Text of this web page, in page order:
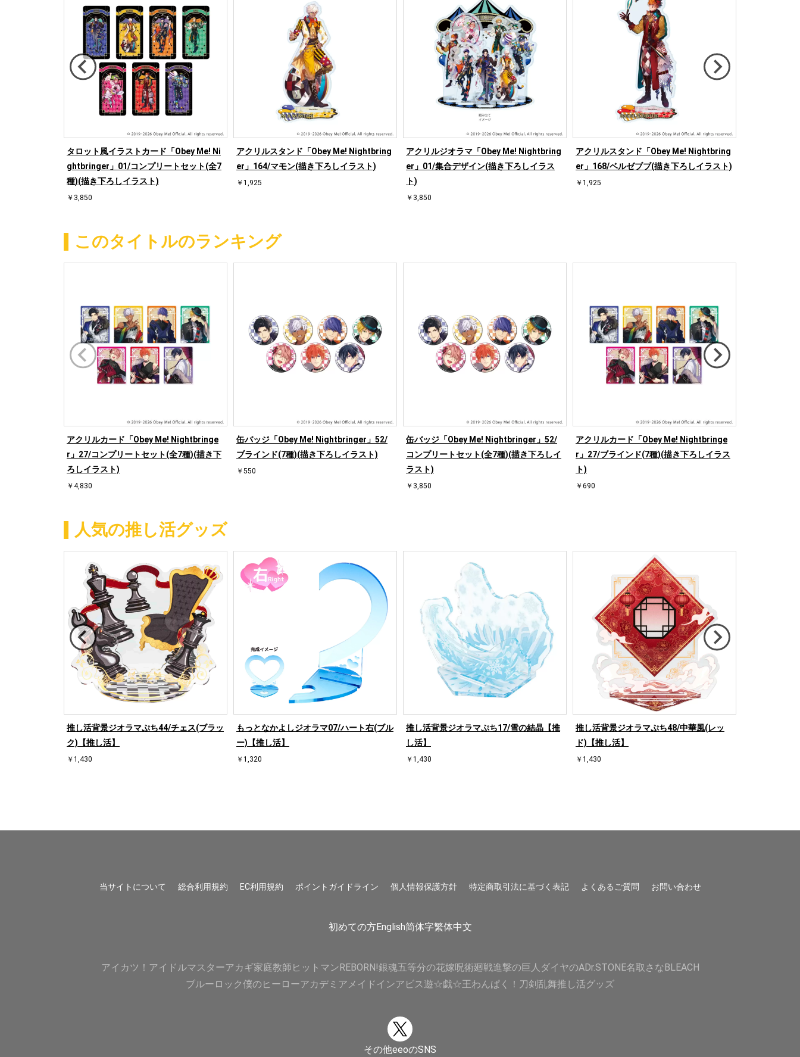
タロット風イラストカード「Obey Me! Ni
ghtbringer」01/コンプリートセット(全7
種)(描き下ろしイラスト)
￥3,850
アクリルスタンド「Obey Me! Nightbring
er」164/マモン(描き下ろしイラスト)
￥1,925
アクリルジオラマ「Obey Me! Nightbring
er」01/集合デザイン(描き下ろしイラス
ト)
￥3,850
アクリルスタンド「Obey Me! Nightbring
er」168/ベルゼブブ(描き下ろしイラスト)
￥1,925
このタイトルのランキング
アクリルカード「Obey Me! Nightbringe
r」27/コンプリートセット(全7種)(描き下
ろしイラスト)
￥4,830
缶バッジ「Obey Me! Nightbringer」52/
ブラインド(7種)(描き下ろしイラスト)
￥550
缶バッジ「Obey Me! Nightbringer」52/
コンプリートセット(全7種)(描き下ろしイ
ラスト)
￥3,850
アクリルカード「Obey Me! Nightbringe
r」27/ブラインド(7種)(描き下ろしイラス
ト)
￥690
人気の推し活グッズ
推し活背景ジオラマぷち44/チェス(ブラッ
ク)【推し活】
￥1,430
もっとなかよしジオラマ07/ハート右(ブル
ー)【推し活】
￥1,320
推し活背景ジオラマぷち17/雪の結晶【推
し活】
￥1,430
推し活背景ジオラマぷち48/中華風(レッ
ド)【推し活】
￥1,430
当サイトについて 総合利用規約 EC利用規約 ポイントガイドライン 個人情報保護方針 特定商取引法に基づく表記 よくあるご質問 お問い合わせ
初めての方English简体字繁体中文
アイカツ！ アイドルマスターアカギ家庭教師ヒットマンREBORN!銀魂五等分の花嫁呪術廻戦進撃の巨人 ダイヤのADr.STONE名取さな BLEACH
ブルーロック僕のヒーローアカデミア メイドインアビス遊☆戯☆王わんぱく！刀剣乱舞推し活グッズ
その他eeoのSNS